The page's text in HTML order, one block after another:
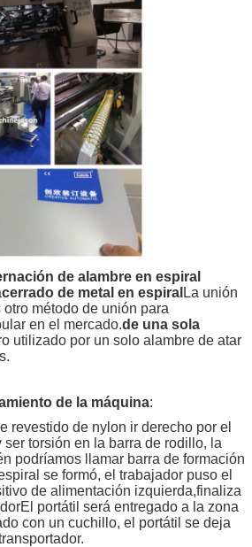
de alambre en espiral
cerrado de metal en espiral La unión
método de unión para
en el mercado.de una sola
utilizado por un solo alambre de atar
de la máquina:
revestido de nylon ir derecho por el
torsión en la barra de rodillo, la
podríamos llamar barra de formación
se formó, el trabajador puso el
de alimentación izquierda,finaliza
portátil será entregado a la zona
con un cuchillo, el portátil se deja